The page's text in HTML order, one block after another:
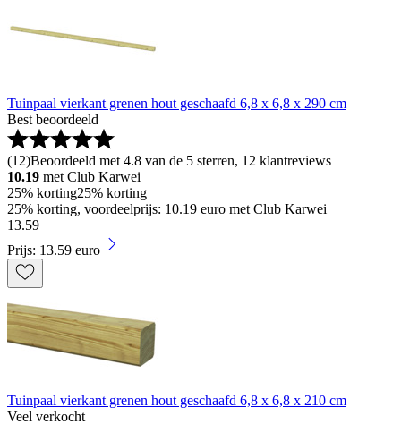
Tuinpaal vierkant grenen hout geschaafd 6,8 x 6,8 x 290 cm
Best beoordeeld
(12)Beoordeeld met 4.8 van de 5 sterren, 12 klantreviews
10.19 met Club Karwei
25% korting25% korting
25% korting, voordeelprijs: 10.19 euro met Club Karwei
13.59
Prijs: 13.59 euro
Tuinpaal vierkant grenen hout geschaafd 6,8 x 6,8 x 210 cm
Veel verkocht